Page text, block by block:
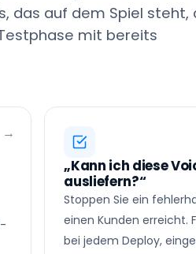
das auf dem Spiel steht,
mit bereits
„Kann ich diese
ausliefern?“
Stoppen Sie ein
einen Kunden erreicht.
bei jedem Deploy,